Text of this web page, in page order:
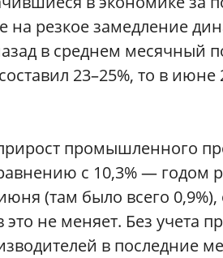
на резкое замедление
в среднем месячный
23–25%, то в
промышленного
с 10,3% —
(там было всего
не меняет. Без учета
в последние